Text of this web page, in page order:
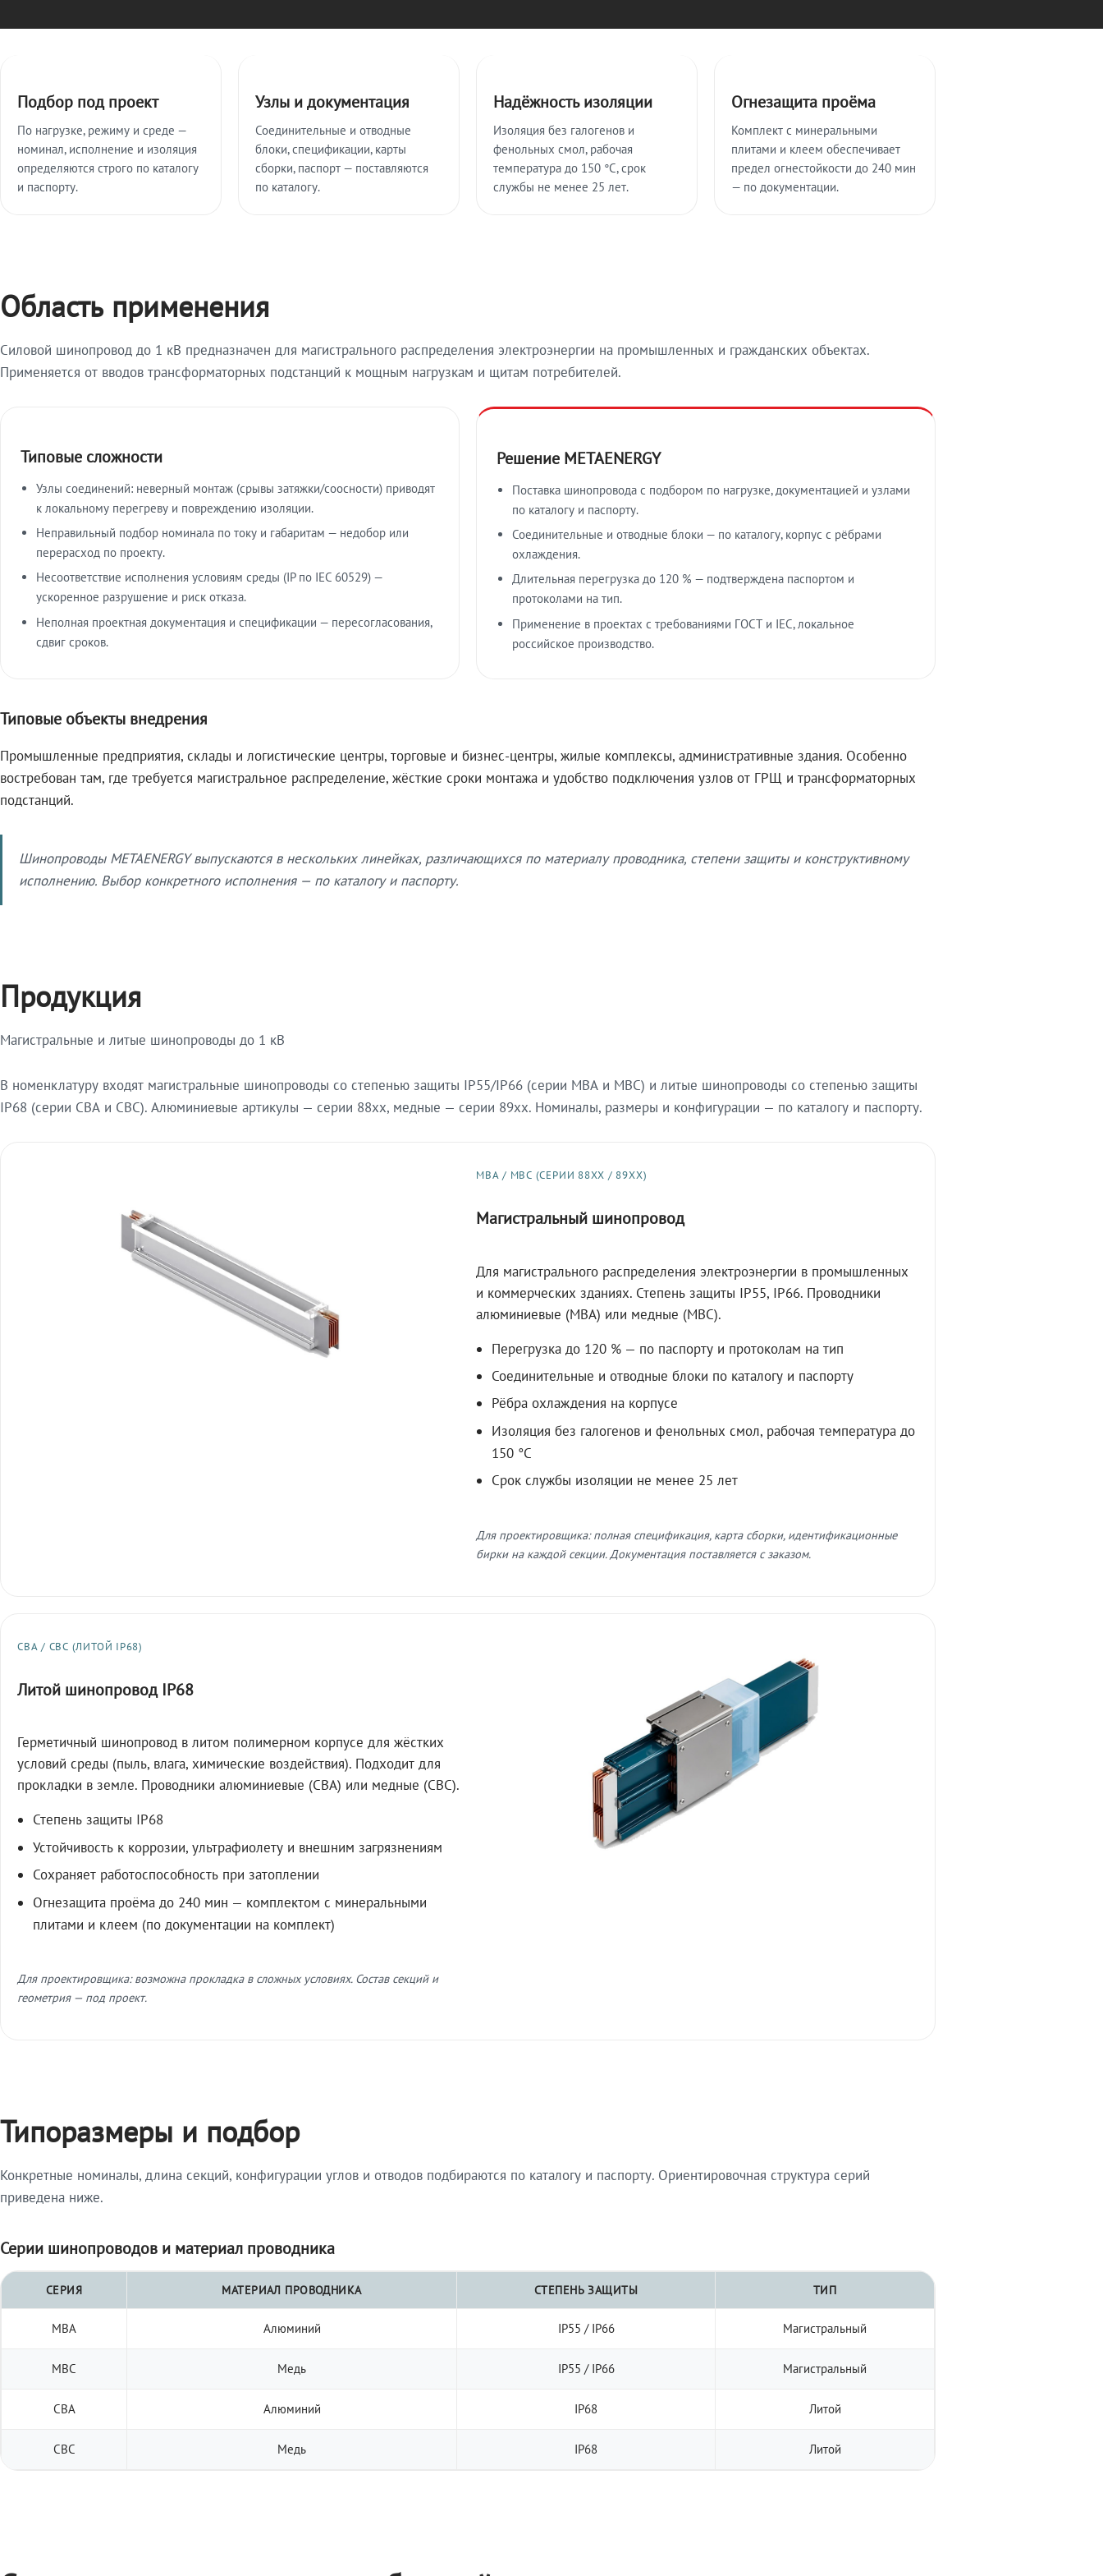
Подбор под проект
По нагрузке, режиму и среде —
номинал, исполнение и изоляция
определяются строго по каталогу
и паспорту.
Узлы и документация
Соединительные и отводные
блоки, спецификации, карты
сборки, паспорт — поставляются
по каталогу.
Надёжность изоляции
Изоляция без галогенов и
фенольных смол, рабочая
температура до 150 °C, срок
службы не менее 25 лет.
Огнезащита проёма
Комплект с минеральными
плитами и клеем обеспечивает
предел огнестойкости до 240 мин
— по документации.
Область применения
Силовой шинопровод до 1 кВ предназначен для магистрального распределения электроэнергии на промышленных и гражданских объектах.
Применяется от вводов трансформаторных подстанций к мощным нагрузкам и щитам потребителей.
Типовые сложности
Узлы соединений: неверный монтаж (срывы затяжки/соосности) приводят
к локальному перегреву и повреждению изоляции.
Неправильный подбор номинала по току и габаритам — недобор или
перерасход по проекту.
Несоответствие исполнения условиям среды (IP по IEC 60529) —
ускоренное разрушение и риск отказа.
Неполная проектная документация и спецификации — пересогласования,
сдвиг сроков.
Решение METAENERGY
Поставка шинопровода с подбором по нагрузке, документацией и узлами
по каталогу и паспорту.
Соединительные и отводные блоки — по каталогу, корпус с рёбрами
охлаждения.
Длительная перегрузка до 120 % — подтверждена паспортом и
протоколами на тип.
Применение в проектах с требованиями ГОСТ и IEC, локальное
российское производство.
Типовые объекты внедрения
Промышленные предприятия, склады и логистические центры, торговые и бизнес-центры, жилые комплексы, административные здания. Особенно
востребован там, где требуется магистральное распределение, жёсткие сроки монтажа и удобство подключения узлов от ГРЩ и трансформаторных
подстанций.
Шинопроводы METAENERGY выпускаются в нескольких линейках, различающихся по материалу проводника, степени защиты и конструктивному
исполнению. Выбор конкретного исполнения — по каталогу и паспорту.
Продукция
Магистральные и литые шинопроводы до 1 кВ
В номенклатуру входят магистральные шинопроводы со степенью защиты IP55/IP66 (серии МВА и МВС) и литые шинопроводы со степенью защиты
IP68 (серии СВА и СВС). Алюминиевые артикулы — серии 88xx, медные — серии 89xx. Номиналы, размеры и конфигурации — по каталогу и паспорту.
МВА / МВС (СЕРИИ 88XX / 89XX)
Магистральный шинопровод
Для магистрального распределения электроэнергии в промышленных
и коммерческих зданиях. Степень защиты IP55, IP66. Проводники
алюминиевые (МВА) или медные (МВС).
Перегрузка до 120 % — по паспорту и протоколам на тип
Соединительные и отводные блоки по каталогу и паспорту
Рёбра охлаждения на корпусе
Изоляция без галогенов и фенольных смол, рабочая температура до
150 °C
Срок службы изоляции не менее 25 лет
Для проектировщика: полная спецификация, карта сборки, идентификационные
бирки на каждой секции. Документация поставляется с заказом.
СВА / СВС (ЛИТОЙ IP68)
Литой шинопровод IP68
Герметичный шинопровод в литом полимерном корпусе для жёстких
условий среды (пыль, влага, химические воздействия). Подходит для
прокладки в земле. Проводники алюминиевые (СВА) или медные (СВС).
Степень защиты IP68
Устойчивость к коррозии, ультрафиолету и внешним загрязнениям
Сохраняет работоспособность при затоплении
Огнезащита проёма до 240 мин — комплектом с минеральными
плитами и клеем (по документации на комплект)
Для проектировщика: возможна прокладка в сложных условиях. Состав секций и
геометрия — под проект.
Типоразмеры и подбор
Конкретные номиналы, длина секций, конфигурации углов и отводов подбираются по каталогу и паспорту. Ориентировочная структура серий
приведена ниже.
Серии шинопроводов и материал проводника
СЕРИЯ МАТЕРИАЛ ПРОВОДНИКА СТЕПЕНЬ ЗАЩИТЫ ТИП
МВА Алюминий IP55 / IP66 Магистральный
МВС Медь IP55 / IP66 Магистральный
СВА Алюминий IP68 Литой
СВС Медь IP68 Литой